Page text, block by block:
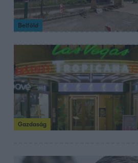
Belföld
Gazdaság